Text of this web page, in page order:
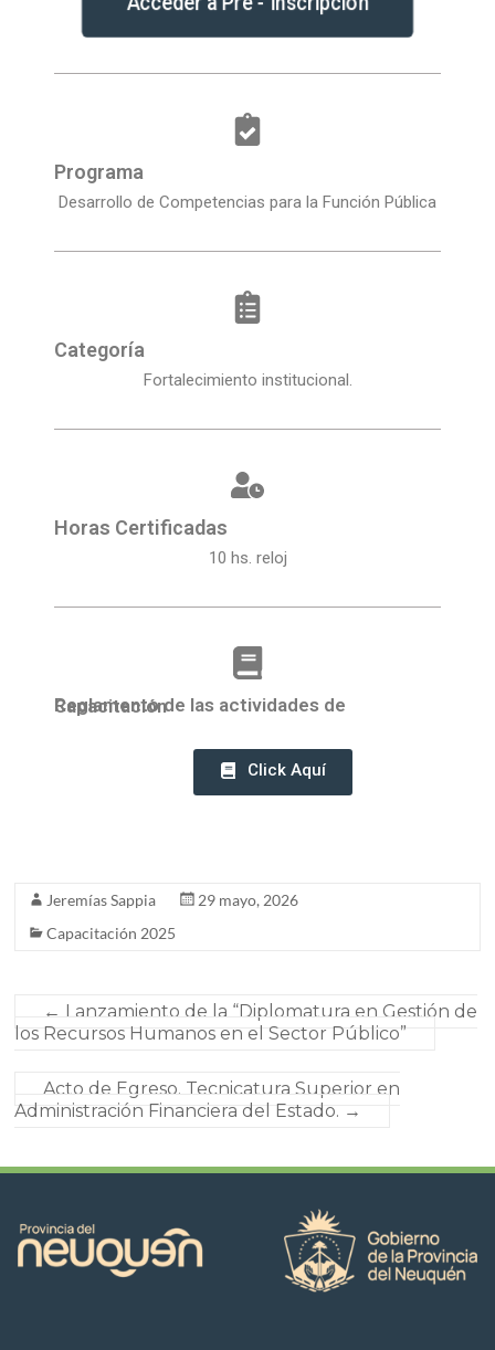
Programa
Desarrollo de Competencias para la Función Pública
Categoría
Fortalecimiento institucional.
Horas Certificadas
10 hs. reloj
Reglamento de las actividades de Capacitación
Click Aquí
Jeremías Sappia
29 mayo, 2026
Capacitación 2025
← Lanzamiento de la “Diplomatura en Gestión de
los Recursos Humanos en el Sector Público”
Acto de Egreso. Tecnicatura Superior en
Administración Financiera del Estado. →